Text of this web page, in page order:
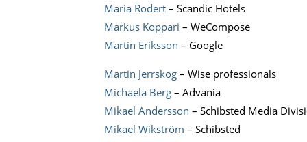
Maria Rodert – Scandic Hotels
Markus Koppari – WeCompose
Martin Eriksson – Google
Martin Jerrskog – Wise professionals
Michaela Berg – Advania
Mikael Andersson – Schibsted Media
Mikael Wikström – Schibsted